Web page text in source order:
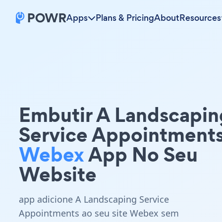
Apps Plans & PricingAboutResources
Embutir A
Service
WebexApp No Seu
Website
app adicione A Landscaping Service
Appointments ao seu site Webex sem